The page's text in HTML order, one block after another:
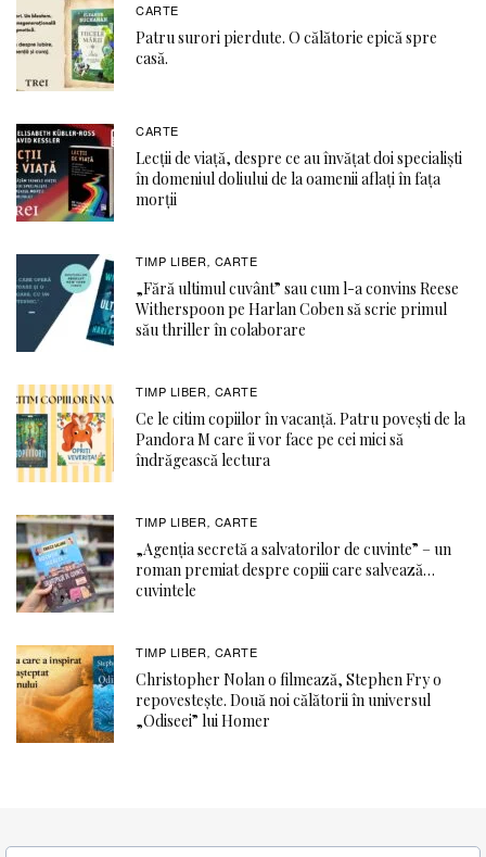
CARTE
Patru surori pierdute. O călătorie epică spre
casă.
CARTE
Lecții de viață, despre ce au învățat doi specialiști
în domeniul doliului de la oamenii aflați în fața
morții
TIMP LIBER , CARTE
„Fără ultimul cuvânt” sau cum l-a convins Reese
Witherspoon pe Harlan Coben să scrie primul
său thriller în colaborare
TIMP LIBER , CARTE
Ce le citim copiilor în vacanță. Patru povești de la
Pandora M care îi vor face pe cei mici să
îndrăgească lectura
TIMP LIBER , CARTE
„Agenția secretă a salvatorilor de cuvinte” – un
roman premiat despre copiii care salvează…
cuvintele
TIMP LIBER , CARTE
Christopher Nolan o filmează, Stephen Fry o
repovestește. Două noi călătorii în universul
„Odiseei” lui Homer